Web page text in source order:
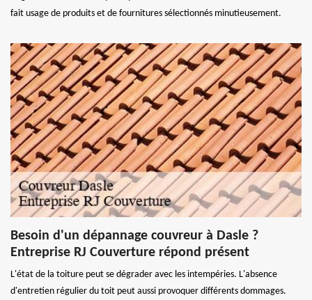
fait usage de produits et de fournitures sélectionnés minutieusement.
Besoin d'un dépannage couvreur à Dasle ?
Entreprise RJ Couverture répond présent
L'état de la toiture peut se dégrader avec les intempéries. L'absence
d'entretien régulier du toit peut aussi provoquer différents dommages.